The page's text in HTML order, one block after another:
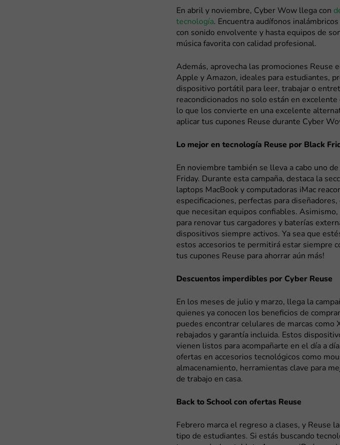
En abril y noviembre, Cyber Wow llega con
tecnología. Encuentra audífonos
con sonido envolvente y hasta equipos de
música favorita con calidad profesional.
Además, aprovecha las promociones Reuse
Apple y Amazon, ideales para estudiantes,
dispositivo portátil para leer, trabajar o
reacondicionados no solo están en
lo que los convierte en una excelente
aplicar tus cupones Reuse durante Cyber
Lo mejor en tecnología Reuse por Black
En noviembre también se lleva a cabo uno
Friday. Durante esta campaña, destaca la
laptops MacBook y computadoras iMac
especificaciones, perfectas para
que necesitan equipos confiables.
para renovar tus cargadores y baterías
dispositivos siempre activos. Ya sea que
estos accesorios te permitirá estar siempre
tus cupones Reuse para ahorrar aún más!
Descuentos imperdibles por Cyber Reuse
En los meses de julio y marzo, llega la
quienes ya conocen los beneficios de
puedes encontrar celulares de marcas como
rebajados y garantía incluida. Estos
vienen listos para acompañarte en el día a
ofertas en accesorios tecnológicos como
almacenamiento, herramientas clave para
de trabajo en casa.
Back to School con ofertas Reuse
Febrero marca el regreso a clases, y Reuse
tipo de estudiantes. Si estás buscando